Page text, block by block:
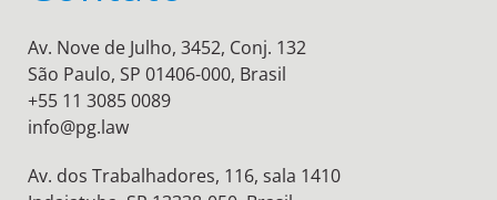
Av. Nove de Julho, 3452, Conj. 132
São Paulo, SP 01406-000, Brasil
+55 11 3085 0089
info@pg.law
Av. dos Trabalhadores, 116, sala 1410